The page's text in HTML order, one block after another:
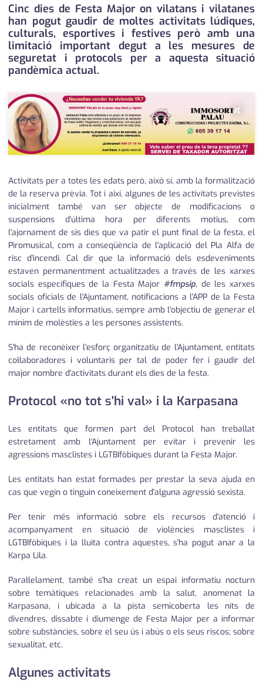
salut
serveis
societat
successos
urbanisme
editorial
Cinc dies de Festa Major on vilatans i vilatanes
han pogut gaudir de moltes activitats lúdiques,
culturals, esportives i festives però amb una
limitació important degut a les mesures de
seguretat i protocols per a aquesta situació
pandèmica actual.
×
Activitats per a totes les edats però, això sí, amb la formalització
de la reserva prèvia. Tot i així, algunes de les activitats previstes
inicialment també van ser objecte de modificacions o
suspensions d'última hora per diferents motius, com
l'ajornament de sis dies que va patir el punt final de la festa, el
Piromusical, com a conseqüència de l'aplicació del Pla Alfa de
risc d'incendi. Cal dir que la informació dels esdeveniments
estaven permanentment actualitzades a través de les xarxes
socials específiques de la Festa Major #fmpsip, de les xarxes
socials oficials de l'Ajuntament, notificacions a l'APP de la Festa
Major i cartells informatius, sempre amb l'objectiu de generar el
mínim de molèsties a les persones assistents.
S'ha de reconèixer l'esforç organitzatiu de l'Ajuntament, entitats
col·laboradores i voluntaris per tal de poder fer i gaudir del
major nombre d'activitats durant els dies de la festa.
Protocol «no tot s'hi val» i la Karpasana
Les entitats que formen part del Protocol han treballat
estretament amb l'Ajuntament per evitar i prevenir les
agressions masclistes i LGTBIfòbiques durant la Festa Major.
Les entitats han estat formades per prestar la seva ajuda en
cas que vegin o tinguin coneixement d'alguna agressió sexista.
Per tenir més informació sobre els recursos d'atenció i
acompanyament en situació de violències masclistes i
LGTBIfòbiques i la lluita contra aquestes, s'ha pogut anar a la
Karpa Lila.
Paral·lelament, també s'ha creat un espai informatiu nocturn
sobre temàtiques relacionades amb la salut, anomenat la
Karpasana, i ubicada a la pista semicoberta les nits de
divendres, dissabte i diumenge de Festa Major per a informar
sobre substàncies, sobre el seu ús i abús o els seus riscos; sobre
sexualitat, etc.
Algunes activitats